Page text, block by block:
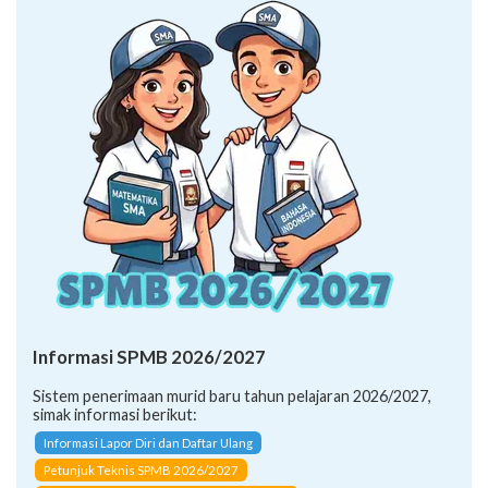
Informasi SPMB 2026/2027
Sistem penerimaan murid baru tahun pelajaran 2026/2027,
simak informasi berikut:
Informasi Lapor Diri dan Daftar Ulang
Petunjuk Teknis SPMB 2026/2027